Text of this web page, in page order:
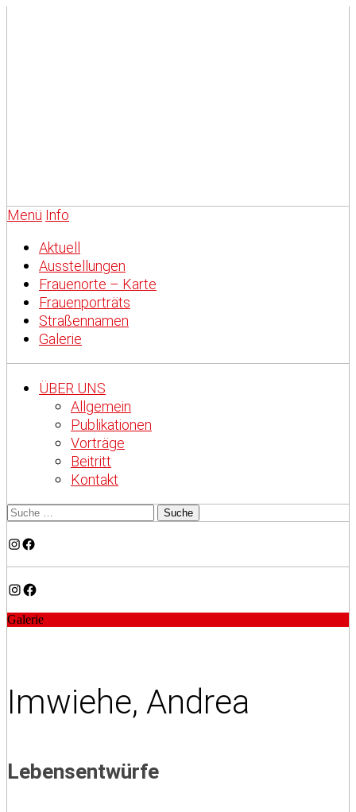
Menü Info
Aktuell
Ausstellungen
Frauenorte – Karte
Frauenporträts
Straßennamen
Galerie
ÜBER UNS
Allgemein
Publikationen
Vorträge
Beitritt
Kontakt
Instagram
Facebook
Instagram
Facebook
Galerie
Imwiehe, Andrea
Lebensentwürfe